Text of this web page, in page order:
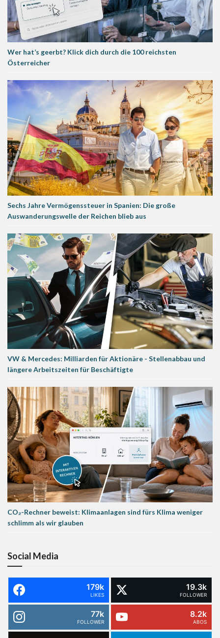
Wer hat’s geerbt? Klick dich durch die 100 reichsten
Österreicher
Sechs Jahre Vermögenssteuer in Spanien: Die große
Auswanderungswelle der Reichen blieb aus
VW & Mercedes: Milliarden für Aktionäre - Stellenabbau und
längere Arbeitszeiten für Beschäftigte
CO₂-Rechner beweist: Klimaanlagen sind fürs Klima weniger
schlimm als wir glauben
Social Media
179k
LIKES
19.3k
FOLLOWER
77k
FOLLOWER
8.2k
ABOS